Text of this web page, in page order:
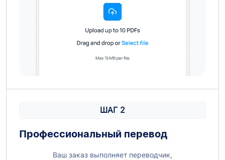
ШАГ 2
Профессиональный перевод
Ваш заказ выполняет переводчик,